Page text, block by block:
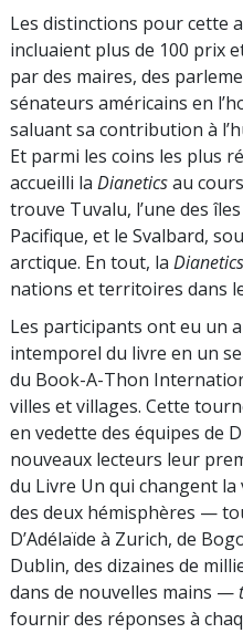
Les distinctions pour cette
incluaient plus de 100 prix
par des maires, des
sénateurs américains en
saluant sa contribution à
Et parmi les coins les plus
accueilli la Dianeticsau
trouve Tuvalu, l’une des
Pacifique, et le Svalbard,
arctique. En tout, la Dianetics
nations et territoires dans
Les participants ont eu un
intemporel du livre en un
du Book-A-Thon
villes et villages. Cette
en vedette des équipes de
nouveaux lecteurs leur
du Livre Un qui changent
des deux hémisphères —
D’Adélaïde à Zurich, de
Dublin, des dizaines de
dans de nouvelles mains —
fournir des réponses à